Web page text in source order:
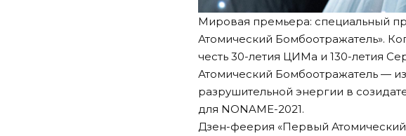
Мировая премьера: специальный
Атомический Бомбоотражатель».
честь 30-летия ЦИМа и 130-летия
Атомический Бомбоотражатель —
разрушительной энергии в
для NONAME-2021.
Дзен-феерия «Первый Атомический